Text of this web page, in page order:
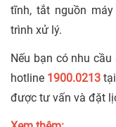
tĩnh, tắt nguồn
trình xử lý.
Nếu bạn có nhu cầu
hotline 1900.0213 tại
được tư vấn và đặt